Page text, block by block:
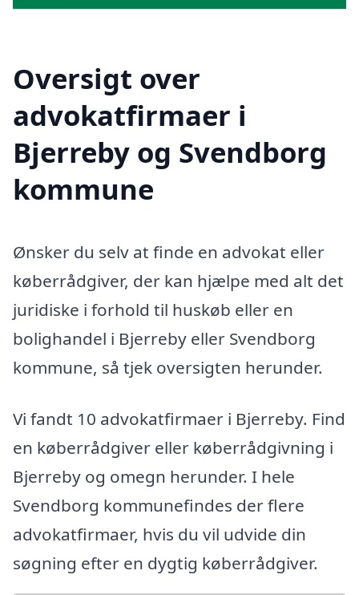
Oversigt over
advokatfirmaer i
Bjerreby og Svendborg
kommune
Ønsker du selv at finde en advokat eller
køberrådgiver, der kan hjælpe med alt det
juridiske i forhold til huskøb eller en
bolighandel i Bjerreby eller Svendborg
kommune, så tjek oversigten herunder.
Vi fandt 10 advokatfirmaer i Bjerreby. Find
en køberrådgiver eller køberrådgivning i
Bjerreby og omegn herunder. I hele
Svendborg kommunefindes der flere
advokatfirmaer, hvis du vil udvide din
søgning efter en dygtig køberrådgiver.